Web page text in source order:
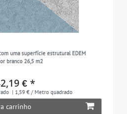
uma superfície estrutural EDEM
branco 26,5 m2
€ *
| 1,59 € / Metro quadrado
carrinho